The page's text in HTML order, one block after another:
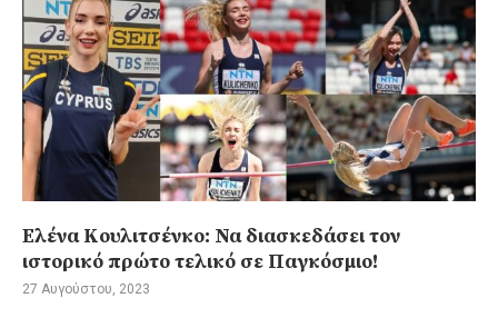
Ελένα Κουλιτσένκο: Να διασκεδάσει τον
ιστορικό πρώτο τελικό σε Παγκόσμιο!
27 Αυγούστου, 2023